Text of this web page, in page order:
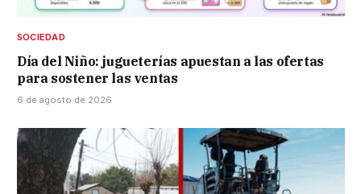
SOCIEDAD
Día del Niño: jugueterías apuestan a las ofertas
para sostener las ventas
6 de agosto de 2026